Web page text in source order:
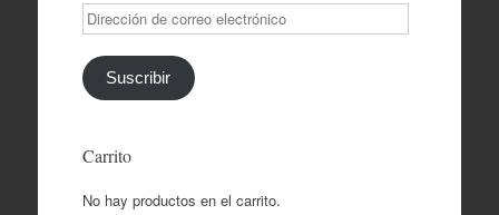
Dirección
de
correo
electrónico
Suscribir
Carrito
No hay productos en el carrito.